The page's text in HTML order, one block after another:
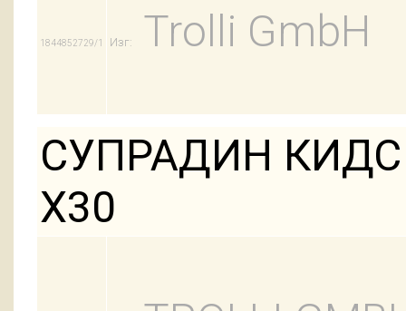
1844852729/1 Изг: Trolli GmbH
СУПРАДИН
Х30